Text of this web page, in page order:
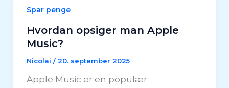
Spar penge
Hvordan opsiger man Apple
Music?
Nicolai /20. september 2025
Apple Music er en populær